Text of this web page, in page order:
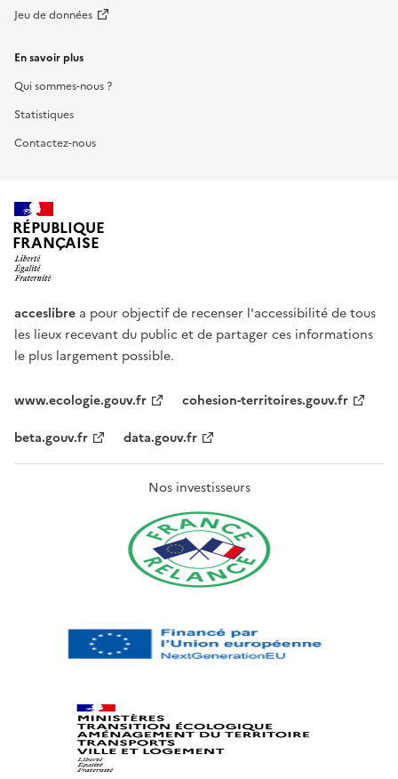
Jeu de données
En savoir plus
Qui sommes-nous ?
Statistiques
Contactez-nous
RÉPUBLIQUE
FRANÇAISE
acceslibre a pour objectif de recenser l'accessibilité de tous
les lieux recevant du public et de partager ces informations
le plus largement possible.
www.ecologie.gouv.fr
cohesion-territoires.gouv.fr
beta.gouv.fr
data.gouv.fr
Nos investisseurs